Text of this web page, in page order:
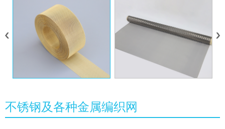
不锈钢及各种金属编织网